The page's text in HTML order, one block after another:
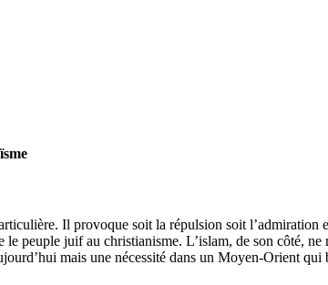
Il provoque soit la répulsion soit l’admiration
peuple juif au christianisme. L’islam, de son côté, ne
mais une nécessité dans un Moyen-Orient